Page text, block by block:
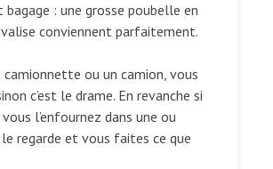
: une grosse poubelle en
conviennent parfaitement.
ou un camion, vous
c’est le drame. En revanche si
l’enfournez dans une ou
regarde et vous faites ce que